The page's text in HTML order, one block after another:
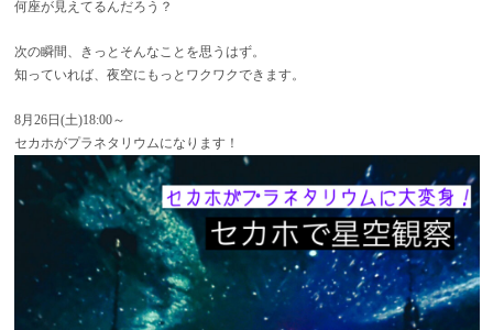
何座が見えてるんだろう？
次の瞬間、きっとそんなことを思うはず。
知っていれば、夜空にもっとワクワクできます。
8月26日(土)18:00～
セカホがプラネタリウムになります！